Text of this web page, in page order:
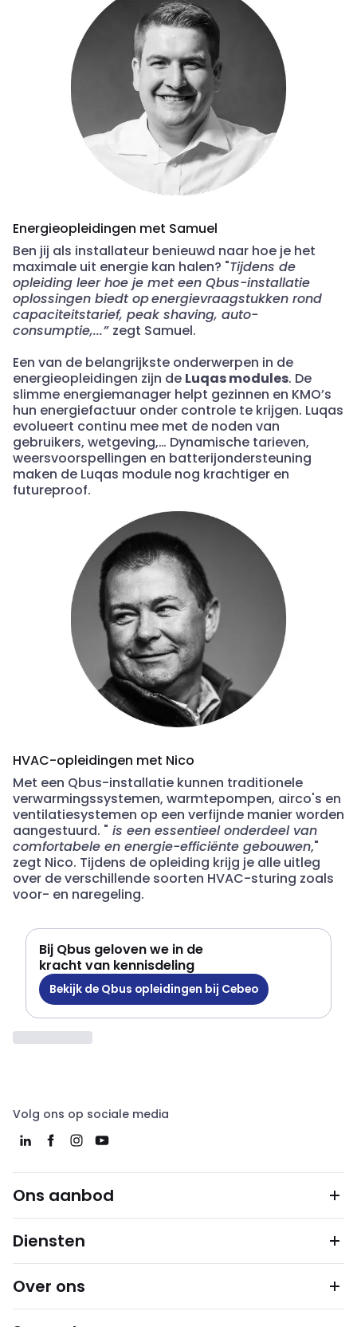
Energieopleidingen met Samuel
Ben jij als installateur benieuwd naar hoe je het
maximale uit energie kan halen? "Tijdens de
opleiding leer hoe je met een Qbus-installatie
oplossingen biedt op energievraagstukken rond
capaciteitstarief, peak shaving, auto-
consumptie,...” zegt Samuel.
Een van de belangrijkste onderwerpen in de
energieopleidingen zijn de Luqasmodules. De
slimme energiemanager helpt gezinnen en KMO’s
hun energiefactuur onder controle te krijgen. Luqas
evolueert continu mee met de noden van
gebruikers, wetgeving,… Dynamische tarieven,
weersvoorspellingen en batterijondersteuning
maken de Luqas module nog krachtiger en
futureproof.
HVAC-opleidingen met Nico
Met een Qbus-installatie kunnen traditionele
verwarmingssystemen, warmtepompen, airco's en
ventilatiesystemen op een verfijnde manier worden
aangestuurd. " is een essentieel onderdeel van
comfortabele en energie-efficiënte gebouwen,"
zegt Nico. Tijdens de opleiding krijg je alle uitleg
over de verschillende soorten HVAC-sturing zoals
voor- en naregeling.
Bij Qbus geloven we in de
kracht van kennisdeling
Bekijk de Qbus opleidingen bij Cebeo
Volg ons op sociale media
Ons aanbod
Diensten
Over ons